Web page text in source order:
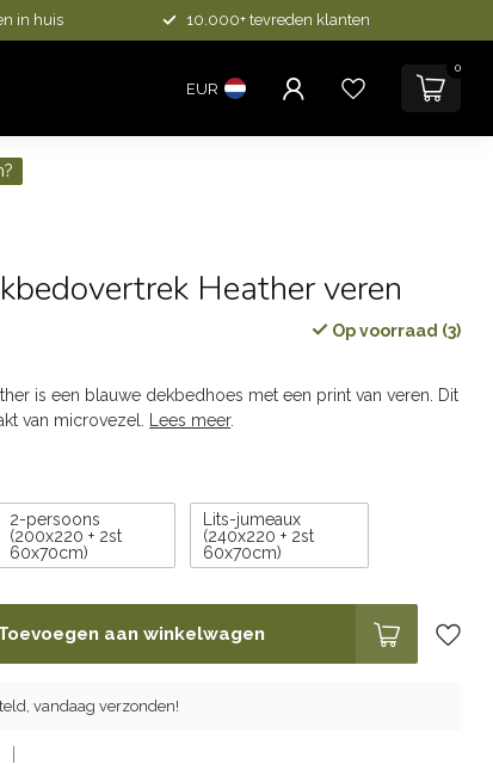
in huis 10.000+ tevreden klanten
EUR
0
Heather veren
Op voorraad (3)
is een blauwe dekbedhoes met een print van veren. Dit
van microvezel.
Lees meer.
2-persoons
(200x220 + 2st
60x70cm)
Lits-jumeaux
(240x220 + 2st
60x70cm)
aan winkelwagen
vandaag verzonden!